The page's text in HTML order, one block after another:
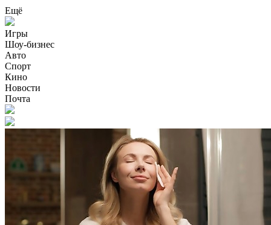
Ещё
Игры
Шоу-бизнес
Авто
Спорт
Кино
Новости
Почта